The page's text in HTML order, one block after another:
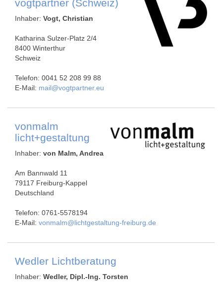
vogtpartner (Schweiz)
Inhaber: Vogt, Christian
Katharina Sulzer-Platz 2/4
8400 Winterthur
Schweiz
Telefon: 0041 52 208 99 88
E-Mail: mail@vogtpartner.eu
vonmalm
licht+gestaltung
Inhaber: von Malm, Andrea
Am Bannwald 11
79117 Freiburg-Kappel
Deutschland
Telefon: 0761-5578194
E-Mail: vonmalm@lichtgestaltung-freiburg.de
Wedler Lichtberatung
Inhaber: Wedler, Dipl.-Ing. Torsten